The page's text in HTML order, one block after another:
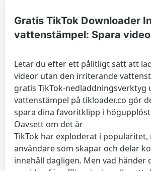
Gratis TikTok Downloader
vattenstämpel: Spara
Letar du efter ett pålitligt sätt att
videor utan den irriterande
gratis TikTok-nedladdningsverktyg
vattenstämpel på tikloader.co gör
spara dina favoritklipp i
Oavsett om det är
TikTok har exploderat i
användare som skapar och delar
innehåll dagligen. Men vad händer